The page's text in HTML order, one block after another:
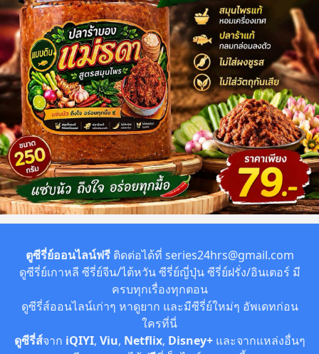
ตูซีรี่ย์ออนไลน์ฟรีติดต่อได้ที่ series24hrs@gmail.com
ดูซีรี่ย์เกาหลี ซีรี่ย์จีน/ไต้หวัน ซีรี่ย์ญี่ปุ่น ซีรี่ย์ฝรั่ง/อินเตอร์ มี
ครบทุกเรื่องทุกตอน
ดูซีรี่ส์ออนไลน์เก่าๆ หาดูยาก และมีซีรี่ย์ใหม่ๆ อัพเดทก่อน
ใครที่นี่
ดูซีรี่ส์จาก iQIYI, Viu, Netflix, Disney+ และจากแหล่งอื่นๆ